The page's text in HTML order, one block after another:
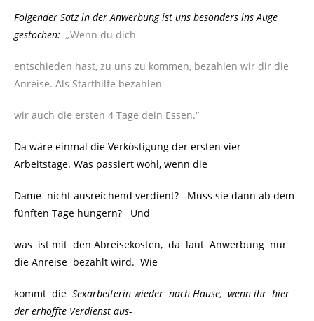
Folgender Satz in der Anwerbung ist uns besonders ins Auge
gestochen: „Wenn du dich
entschieden hast, zu uns zu kommen, bezahlen wir dir die
Anreise. Als Starthilfe bezahlen
wir auch die ersten 4 Tage dein Essen.“
Da wäre einmal die Verköstigung der ersten vier
Arbeitstage. Was passiert wohl, wenn die
Dame nicht ausreichend verdient? Muss sie dann ab dem
fünften Tage hungern? Und
was ist mit den Abreisekosten, da laut Anwerbung nur
die Anreise bezahlt wird. Wie
kommt die Sexarbeiterin wieder nach Hause, wenn ihr hier
der erhoffte Verdienst aus-